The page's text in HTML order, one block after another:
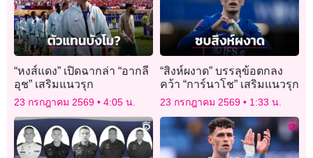
“หงส์แดง” เปิดฉากล่า “อากลี
อุช” เสริมแนวรุก
23 กรกฎาคม 2569 4:05 น.
“สิงห์ผงาด” บรรลุข้อตกลง
คว้า “การ์นาโช” เสริมแนวรุก
23 กรกฎาคม 2569 1:33 น.